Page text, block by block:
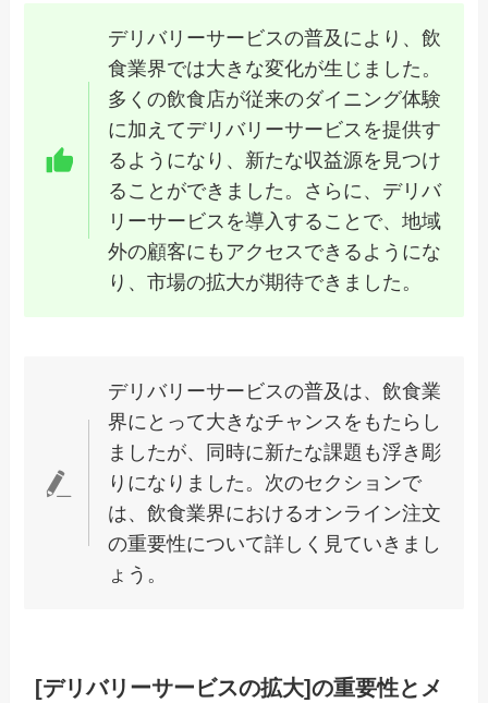
デリバリーサービスの普及により、飲
食業界では大きな変化が生じました。
多くの飲食店が従来のダイニング体験
に加えてデリバリーサービスを提供す
るようになり、新たな収益源を見つけ
ることができました。さらに、デリバ
リーサービスを導入することで、地域
外の顧客にもアクセスできるようにな
り、市場の拡大が期待できました。
デリバリーサービスの普及は、飲食業
界にとって大きなチャンスをもたらし
ましたが、同時に新たな課題も浮き彫
りになりました。次のセクションで
は、飲食業界におけるオンライン注文
の重要性について詳しく見ていきまし
ょう。
[デリバリーサービスの拡大]の重要性とメ